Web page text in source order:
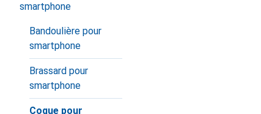
smartphone
Bandoulière pour
smartphone
Brassard pour
smartphone
Coque pour